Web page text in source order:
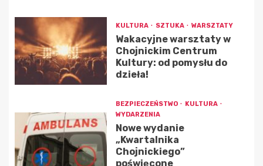
KULTURA SZTUKA WARSZTATY
Wakacyjne warsztaty w
Chojnickim Centrum
Kultury: od pomysłu do
dzieła!
BEZPIECZEŃSTWO
KULTURA
WYDARZENIA
Nowe wydanie
„Kwartalnika
Chojnickiego”
poświęcone